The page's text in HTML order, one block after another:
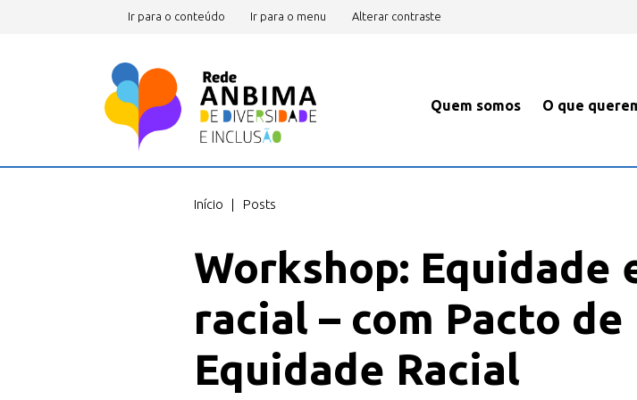
Ir para o conteúdo Ir para o menu Alterar contraste
Quem somos O que
Você está em
Início Posts
Workshop: Equidade
racial – com Pacto
Equidade Racial